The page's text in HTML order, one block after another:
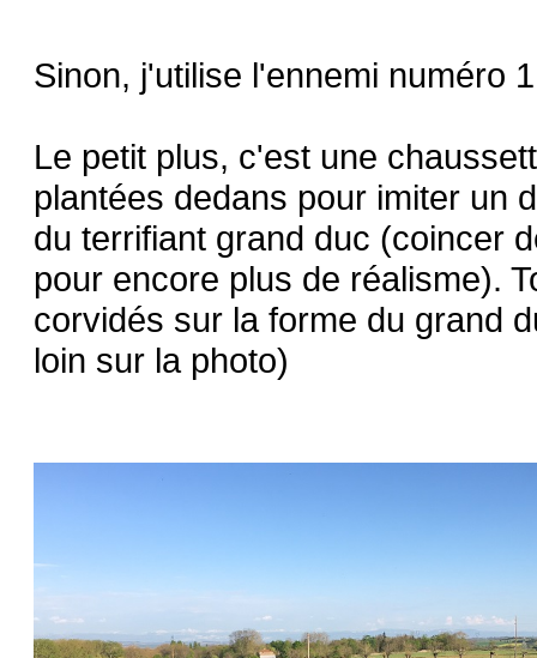
Sinon, j'utilise l'ennemi numéro
Le petit plus, c'est une
plantées dedans pour imiter un
du terrifiant grand duc (coincer
pour encore plus de réalisme).
corvidés sur la forme du grand
loin sur la photo)